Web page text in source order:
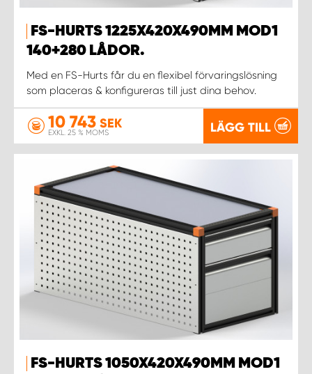
FS-HURTS 1225X420X490MM MOD1
140+280 LÅDOR.
Med en FS-Hurts får du en flexibel förvaringslösning
som placeras & konfigureras till just dina behov.
10 743 SEK
EXKL. 25 % MOMS LÄGG TILL
FS-HURTS 1050X420X490MM MOD1